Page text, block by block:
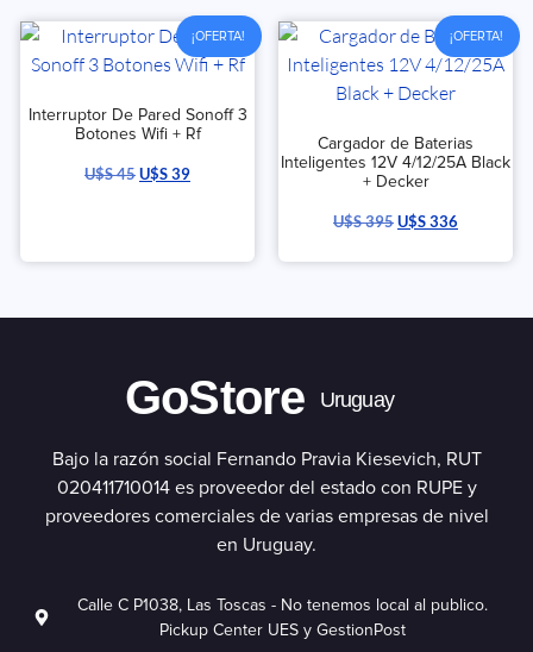
¡OFERTA!
Interruptor De Pared Sonoff 3
Botones Wifi + Rf
U$S45U$S39
¡OFERTA!
Cargador de Baterias
Inteligentes 12V 4/12/25A Black
+ Decker
U$S395U$S336
GoStore Uruguay
Bajo la razón social Fernando Pravia Kiesevich, RUT
020411710014 es proveedor del estado con RUPE y
proveedores comerciales de varias empresas de nivel
en Uruguay.
Calle C P1038, Las Toscas - No tenemos local al publico.
Pickup Center UES y GestionPost